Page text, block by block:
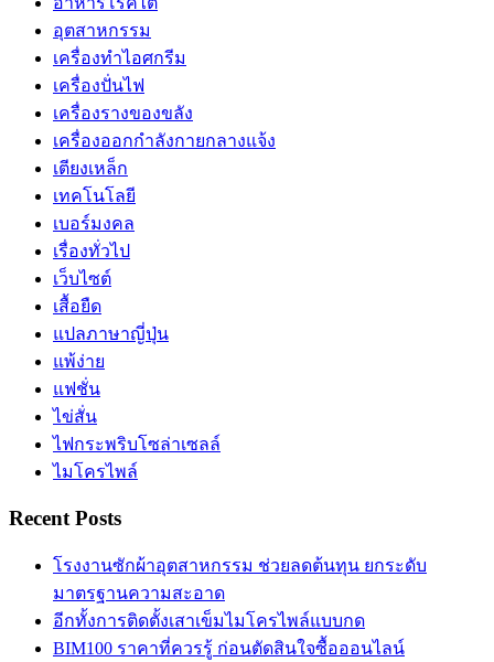
อุตสาหกรรม
เครื่องทำไอศกรีม
เครื่องปั่นไฟ
เครื่องรางของขลัง
เครื่องออกกำลังกายกลางแจ้ง
เตียงเหล็ก
เทคโนโลยี
เบอร์มงคล
เรื่องทั่วไป
เว็บไซต์
เสื้อยืด
แปลภาษาญี่ปุ่น
แพ้ง่าย
แฟชั่น
ไข่สั่น
ไฟกระพริบโซล่าเซลล์
ไมโครไพล์
Recent Posts
โรงงานซักผ้าอุตสาหกรรม ช่วยลดต้นทุน ยกระดับ
มาตรฐานความสะอาด
อีกทั้งการติดตั้งเสาเข็มไมโครไพล์แบบกด
BIM100 ราคาที่ควรรู้ ก่อนตัดสินใจซื้อออนไลน์